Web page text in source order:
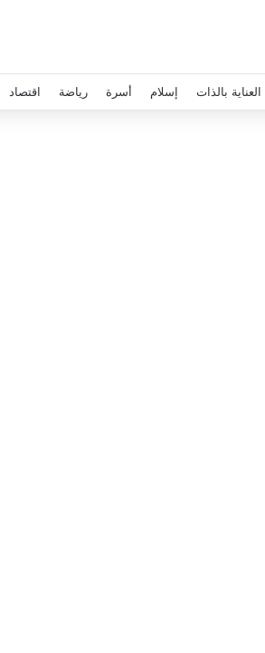
العناية بالذات إسلام أسرة رياضة اقتصاد